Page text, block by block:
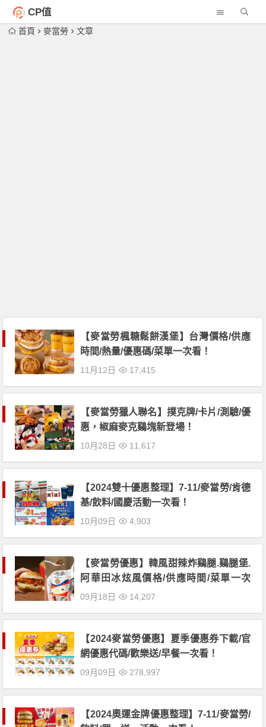
CP值
首頁 麥當勞 文章
【麥當勞楓糖鬆餅漢堡】台灣價格/供應
時間/熱量/優惠碼/菜單一次看！
11月12日 17,415
【麥當勞獵人聯名】撲克牌/卡片/測驗/優
惠，椒麻麥克鷄塊新登場！
10月28日 11,617
【2024雙十優惠整理】7-11/麥當勞/肯德
基/飲料/國慶活動一次看！
10月09日 4,903
【麥當勞優惠】韓風甜辣炸鷄腿.鷄腿堡.
阿華田冰炫風價格/供應時間/菜單一次
看！
09月18日 14,207
【2024麥當勞優惠】夏季優惠券下載/官
網優惠代碼/歡樂送/早餐一次看！
09月09日 278,997
【2024奧運金牌優惠整理】7-11/麥當勞/